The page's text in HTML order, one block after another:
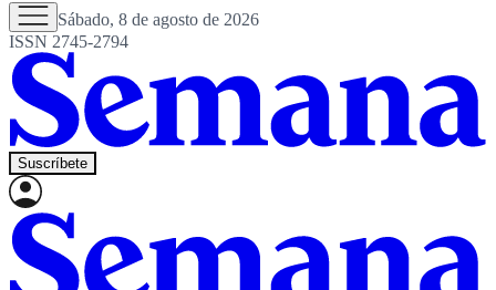
Sábado, 8 de agosto de 2026
ISSN 2745-2794
Suscríbete